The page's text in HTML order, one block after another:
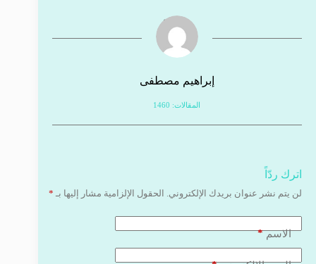
إبراهيم مصطفى
المقالات: 1460
اترك ردّاً
لن يتم نشر عنوان بريدك الإلكتروني. الحقول الإلزامية مشار إليها بـ *
الاسم*